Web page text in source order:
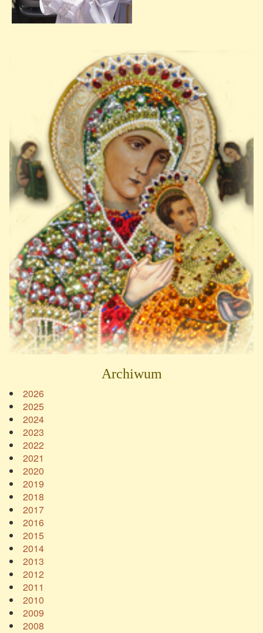
Archiwum
2026
2025
2024
2023
2022
2021
2020
2019
2018
2017
2016
2015
2014
2013
2012
2011
2010
2009
2008